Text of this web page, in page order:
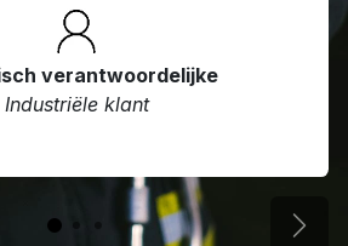
verantwoordelijke
Industriële klant
Next